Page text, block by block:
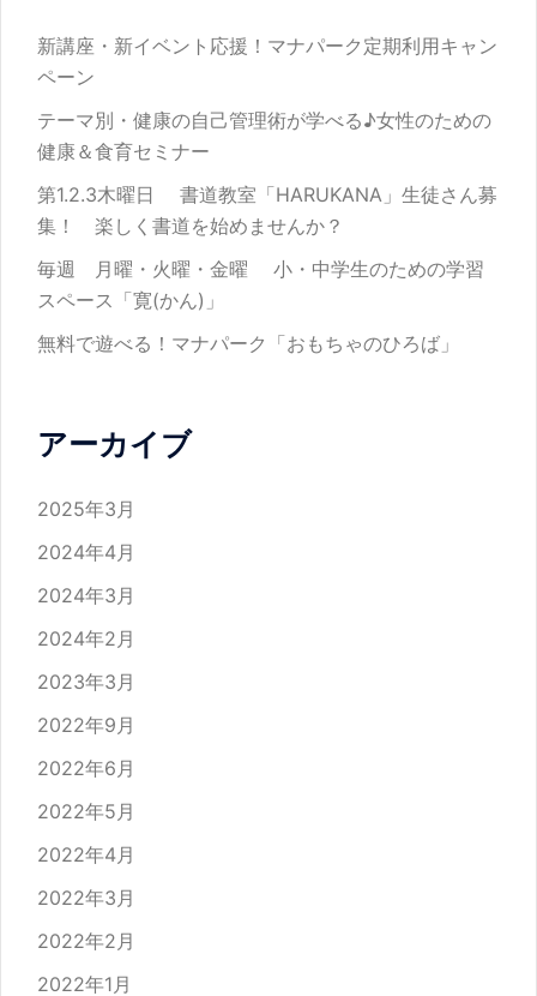
ー
シ
ョ
ン
新講座・新イベント応援！マナパーク定期利用キャン
ペーン
テーマ別・健康の自己管理術が学べる♪女性のための
健康＆食育セミナー
第1.2.3木曜日 書道教室「HARUKANA」生徒さん募
集！ 楽しく書道を始めませんか？
毎週 月曜・火曜・金曜 小・中学生のための学習
スペース「寛(かん)」
無料で遊べる！マナパーク「おもちゃのひろば」
アーカイブ
2025年3月
2024年4月
2024年3月
2024年2月
2023年3月
2022年9月
2022年6月
2022年5月
2022年4月
2022年3月
2022年2月
2022年1月